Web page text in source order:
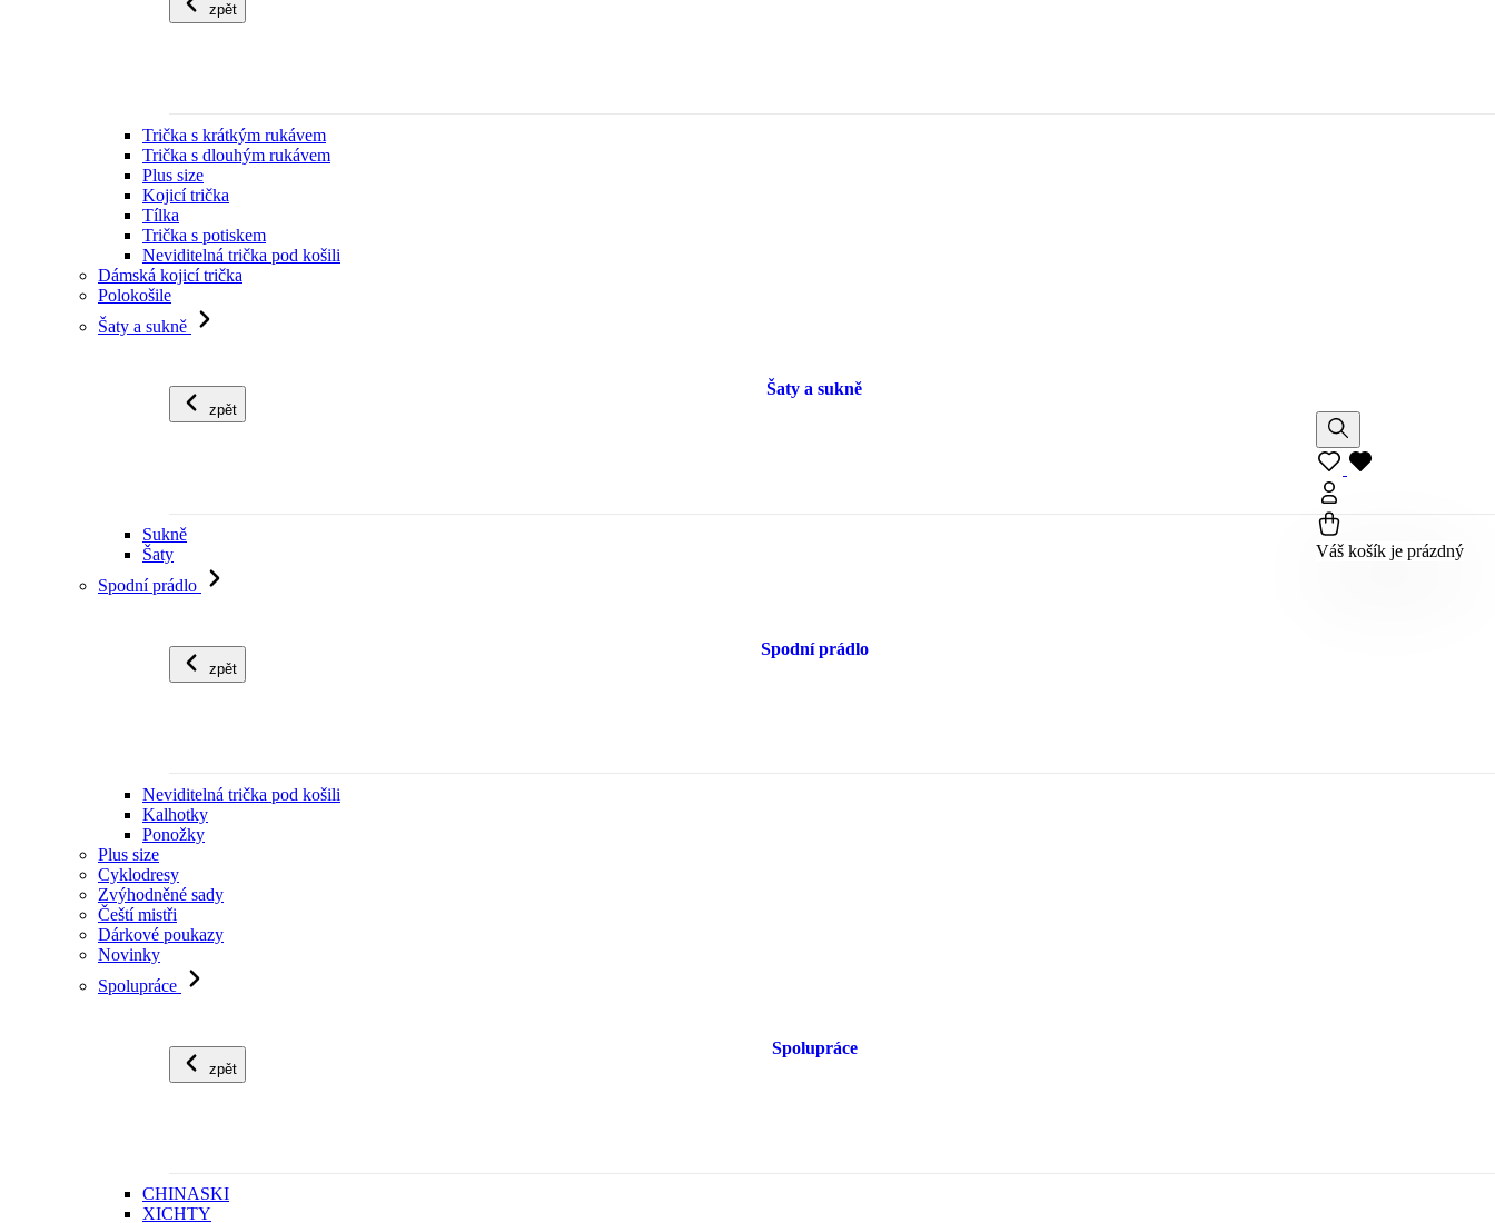
zpět
Trička s krátkým rukávem
Trička s dlouhým rukávem
Plus size
Kojicí trička
Tílka
Trička s potiskem
Neviditelná trička pod košili
Dámská kojicí trička
Polokošile
Šaty a sukně
zpět
Šaty a sukně
Sukně
Šaty
Spodní prádlo
zpět
Spodní prádlo
Neviditelná trička pod košili
Kalhotky
Ponožky
Plus size
Cyklodresy
Zvýhodněné sady
Čeští mistři
Dárkové poukazy
Novinky
Spolupráce
zpět
Spolupráce
CHINASKI
XICHTY
Váš košík je prázdný